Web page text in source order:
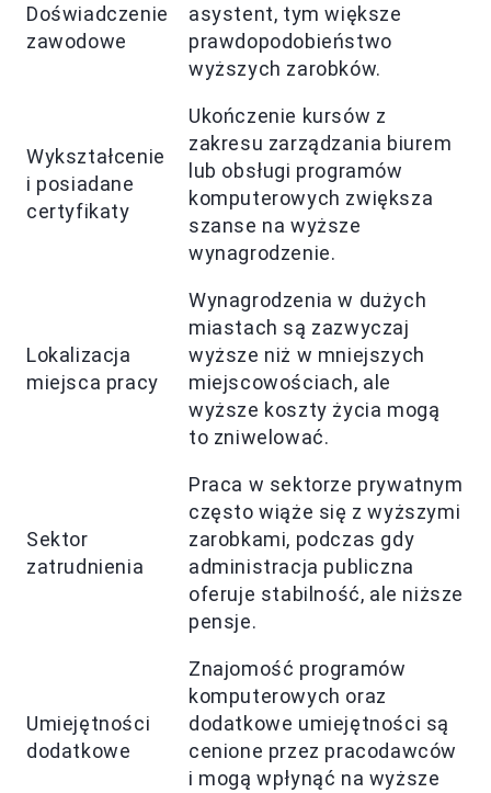
Doświadczenie
zawodowe
asystent, tym większe
prawdopodobieństwo
wyższych zarobków.
Wykształcenie
i posiadane
certyfikaty
Ukończenie kursów z
zakresu zarządzania biurem
lub obsługi programów
komputerowych zwiększa
szanse na wyższe
wynagrodzenie.
Lokalizacja
miejsca pracy
Wynagrodzenia w dużych
miastach są zazwyczaj
wyższe niż w mniejszych
miejscowościach, ale
wyższe koszty życia mogą
to zniwelować.
Sektor
zatrudnienia
Praca w sektorze prywatnym
często wiąże się z wyższymi
zarobkami, podczas gdy
administracja publiczna
oferuje stabilność, ale niższe
pensje.
Umiejętności
dodatkowe
Znajomość programów
komputerowych oraz
dodatkowe umiejętności są
cenione przez pracodawców
i mogą wpłynąć na wyższe